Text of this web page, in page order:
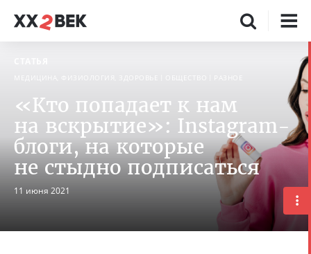
«Кто попадает к нам
на вскрытие»: Instagram-
блоги, на которые
не стыдно подписаться
11 июня 2021